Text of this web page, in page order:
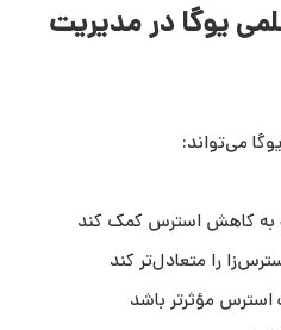
یوگا در مدیریت
می‌تواند:
به کاهش استرس کمک کند
را متعادل‌تر کند
مؤثرتر باشد